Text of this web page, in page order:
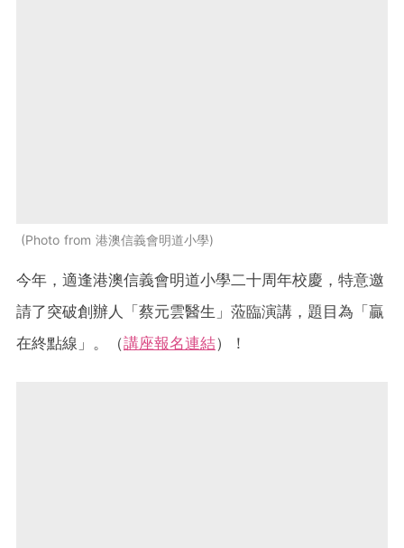
Photo from 港澳信義會明道小學
今年，適逢港澳信義會明道小學二十周年校慶，特意邀
請了突破創辦人「蔡元雲醫生」蒞臨演講，題目為「贏
在終點線」。（講座報名連結）！